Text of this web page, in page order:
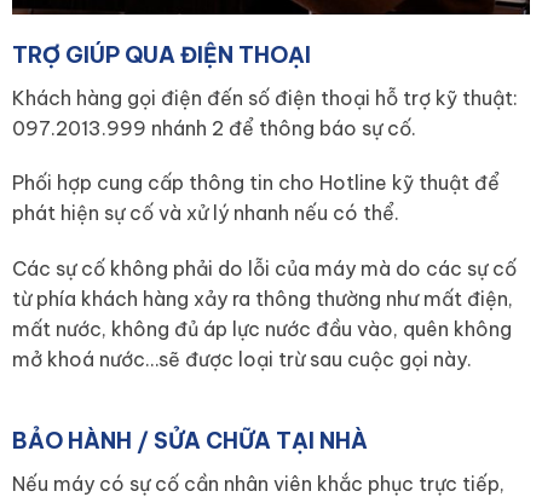
TRỢ GIÚP QUA ĐIỆN THOẠI
Khách hàng gọi điện đến số điện thoại hỗ trợ kỹ thuật:
097.2013.999 nhánh 2 để thông báo sự cố.
Phối hợp cung cấp thông tin cho Hotline kỹ thuật để
phát hiện sự cố và xử lý nhanh nếu có thể.
Các sự cố không phải do lỗi của máy mà do các sự cố
từ phía khách hàng xảy ra thông thường như mất điện,
mất nước, không đủ áp lực nước đầu vào, quên không
mở khoá nước…sẽ được loại trừ sau cuộc gọi này.
BẢO HÀNH / SỬA CHỮA TẠI NHÀ
Nếu máy có sự cố cần nhân viên khắc phục trực tiếp,